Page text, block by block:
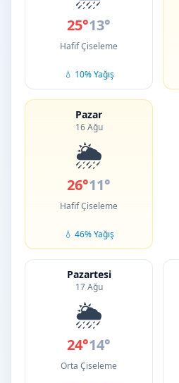
25°13°
Hafif Çiseleme
💧 10% Yağış
Pazar
16 Ağu
🌦️
26°11°
Hafif Çiseleme
💧 46% Yağış
Pazartesi
17 Ağu
🌦️
24°14°
Orta Çiseleme